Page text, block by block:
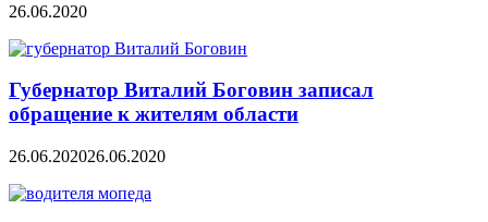
26.06.2020
Губернатор Виталий Боговин записал
обращение к жителям области
26.06.202026.06.2020